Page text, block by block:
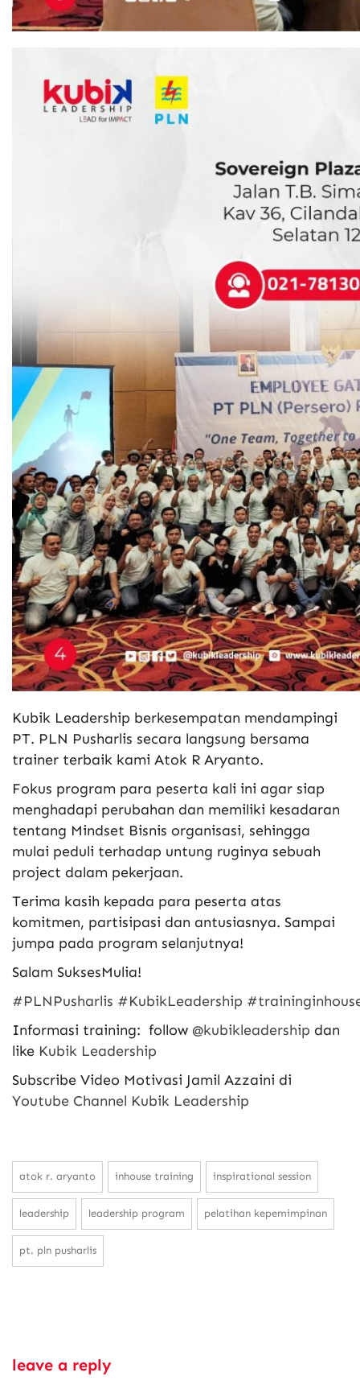
Kubik Leadership berkesempatan mendampingi
PT. PLN Pusharlis secara langsung bersama
trainer terbaik kami Atok R Aryanto.
Fokus program para peserta kali ini agar siap
menghadapi perubahan dan memiliki kesadaran
tentang Mindset Bisnis organisasi, sehingga
mulai peduli terhadap untung ruginya sebuah
project dalam pekerjaan.
Terima kasih kepada para peserta atas
komitmen, partisipasi dan antusiasnya. Sampai
jumpa pada program selanjutnya!
Salam SuksesMulia!
#PLNPusharlis #KubikLeadership
Informasi training: follow @kubikleadership dan
like Kubik Leadership
Subscribe Video Motivasi Jamil Azzaini di
Youtube Channel Kubik Leadership
atok r. aryanto inhouse training inspirational session
leadership leadership program pelatihan kepemimpinan
pt. pln pusharlis
leave a reply